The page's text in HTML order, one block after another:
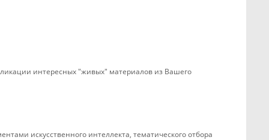
интересных "живых" материалов из Вашего
искусственного интеллекта, тематического отбора